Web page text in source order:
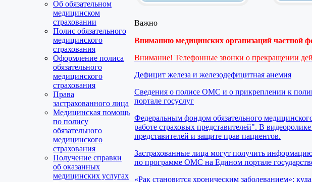
Об обязательном
медицинском
страховании
Полис обязательного
медицинского
страхования
Оформление полиса
обязательного
медицинского
страхования
Права
застрахованного лица
Медицинская помощь
по полису
обязательного
медицинского
страхования
Получение справки
об оказанных
медицинских услугах
Важно
Вниманию медицинских организаций частной
Внимание! Телефонные звонки о прекращении
Дефицит железа и железодефицитная анемия
Сведения о полисе ОМС и о прикреплении к
портале госуслуг
Федеральным фондом обязательного
работе страховых представителей". В
представителей и защите прав пациентов.
Застрахованные лица могут получить
по программе ОМС на Едином портале
«Рак становится хроническим заболеванием»: